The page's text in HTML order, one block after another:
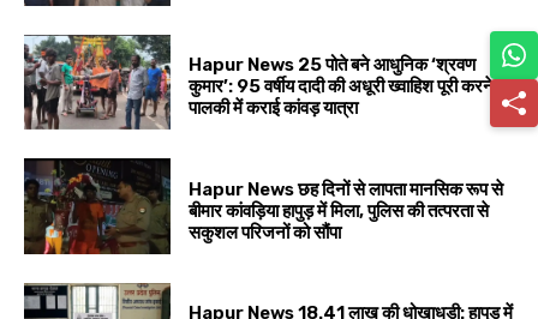
Hapur News 25 पोते बने आधुनिक ‘श्रवण
कुमार’: 95 वर्षीय दादी की अधूरी ख्वाहिश पूरी करने
पालकी में कराई कांवड़ यात्रा
Hapur News छह दिनों से लापता मानसिक रूप से
बीमार कांवड़िया हापुड़ में मिला, पुलिस की तत्परता से
सकुशल परिजनों को सौंपा
Hapur News 18.41 लाख की धोखाधड़ी: हापुड़ में